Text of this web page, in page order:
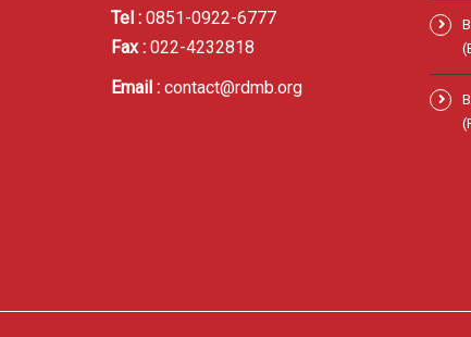
Tel : 0851-0922-6777
Fax : 022-4232818
Email : contact@rdmb.org